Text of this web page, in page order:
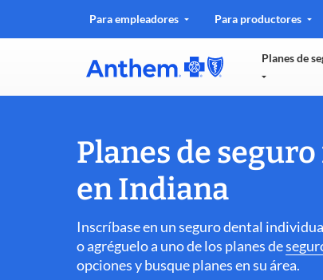
Para empleadores Para productores
Planes de
Planes de
en Indiana
Inscríbase en un seguro dental
o agréguelo a uno de los planes de
opciones y busque planes en su área.